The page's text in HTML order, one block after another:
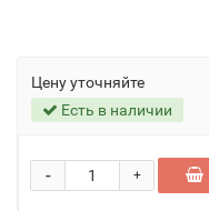
Цену уточняйте
Есть в наличии
+
-